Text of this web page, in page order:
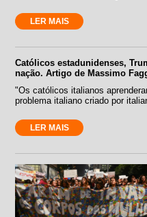
LER MAIS
Católicos estadunidenses,
nação. Artigo de Massimo
"Os católicos italianos
problema italiano criado por
LER MAIS